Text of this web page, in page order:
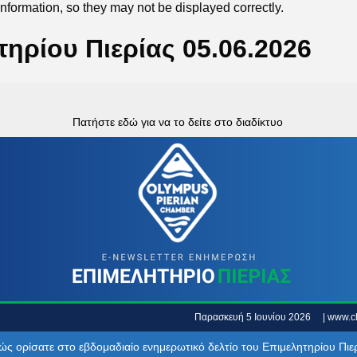
so they may not be displayed correctly.
Πιερίας 05.06.2026
Πατήστε εδώ για να το δείτε στο διαδίκτυο‍
Παρασκευή 5 Ιουνίου 2026 |
ορίσατε στο εβδομαδιαίο ενημερωτικό δελτίο του Επιμελητηρίου